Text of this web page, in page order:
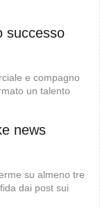
successo
e compagno
un talento
news
su almeno tre
dai post sui